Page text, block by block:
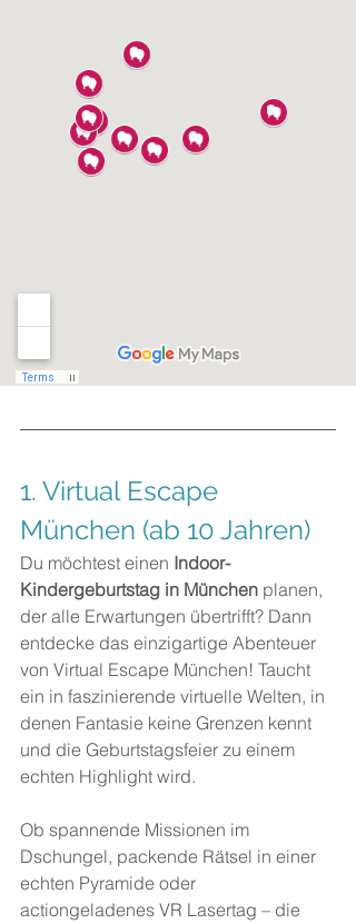
1. Virtual Escape
München (ab 10 Jahren)
Du möchtest einen Indoor-
Kindergeburtstag in München planen,
der alle Erwartungen übertrifft? Dann
entdecke das einzigartige Abenteuer
von Virtual Escape München! Taucht
ein in faszinierende virtuelle Welten, in
denen Fantasie keine Grenzen kennt
und die Geburtstagsfeier zu einem
echten Highlight wird.
Ob spannende Missionen im
Dschungel, packende Rätsel in einer
echten Pyramide oder
actiongeladenes VR Lasertag – die